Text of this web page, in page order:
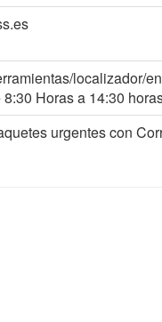
localizador/
Horas a 14:30
urgentes con